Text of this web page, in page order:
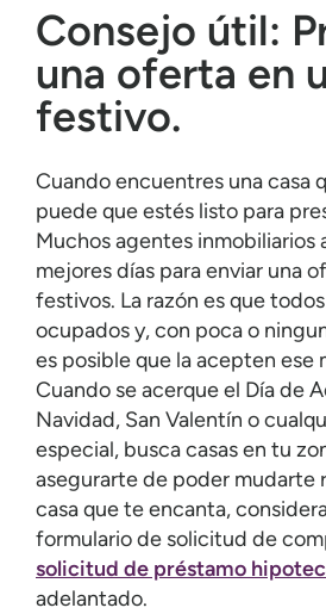
Consejo útil:
una oferta en
festivo.
Cuando encuentres una casa
puede que estés listo para
Muchos agentes inmobiliarios
mejores días para enviar una
festivos. La razón es que
ocupados y, con poca o
es posible que la acepten ese
Cuando se acerque el Día de
Navidad, San Valentín o
especial, busca casas en tu
asegurarte de poder mudarte
casa que te encanta,
formulario de solicitud de
solicitud de préstamo
adelantado.